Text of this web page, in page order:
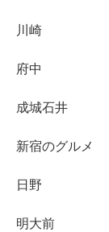
川崎
府中
成城石井
新宿のグルメ
日野
明大前